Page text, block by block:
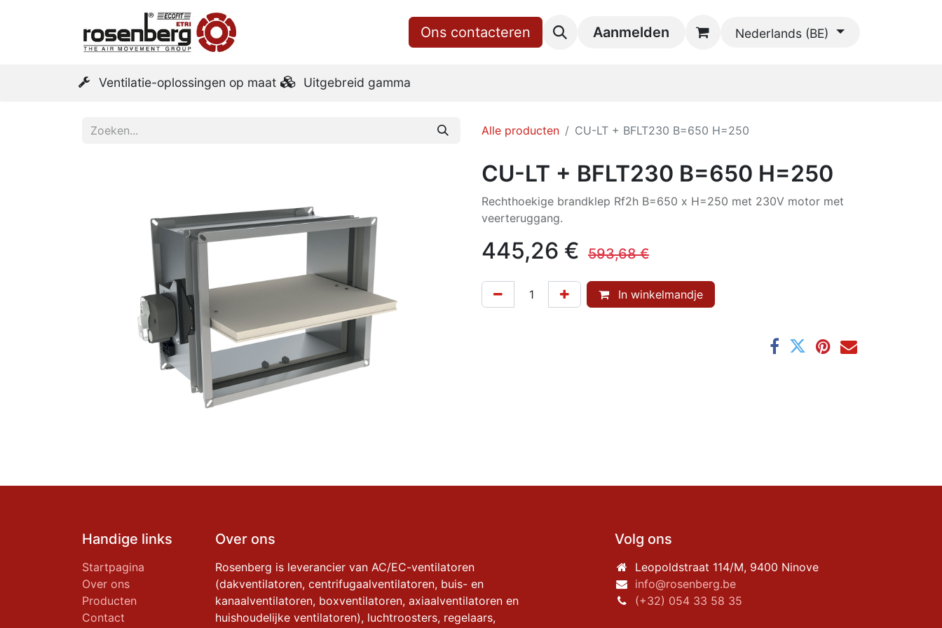
Over ons RoVent10 Online Downloads Contact
Ons contacteren Aanmelden Nederlands (BE)
Ventilatie-oplossingen op maat Uitgebreid gamma
Alle producten CU-LT + BFLT230 B=650 H=250
CU-LT + BFLT230 B=650 H=250
Rechthoekige brandklep Rf2h B=650 x H=250 met 230V motor met
veerteruggang.
445,26 € 593,68€
In winkelmandje
Handige links
Startpagina
Over ons
Producten
Contact
Over ons
Rosenberg is leverancier van AC/EC-ventilatoren
(dakventilatoren, centrifugaalventilatoren, buis- en
kanaalventilatoren, boxventilatoren, axiaalventilatoren en
huishoudelijke ventilatoren), luchtroosters, regelaars,
Volg ons
Leopoldstraat 114/M, 9400 Ninove
info@rosenberg.be
(+32) 054 33 58 35